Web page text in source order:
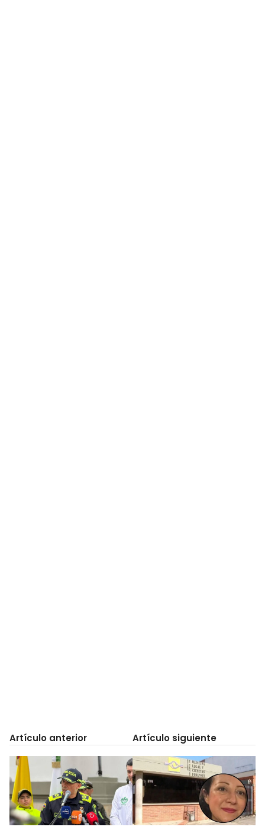
Artículo anterior Artículo siguiente